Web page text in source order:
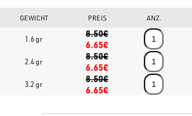
GEWICHT PREIS ANZ.
1.6 gr
8.50€
6.65€
2.4 gr
8.50€
6.65€
3.2 gr
8.50€
6.65€